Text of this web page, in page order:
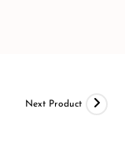
Next Product